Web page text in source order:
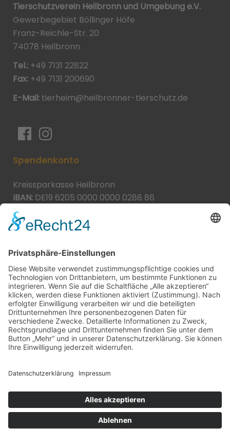
Tierschutzverein Heilbronn und Umgebung e.V.
Gewerbegebiet Böllinger Höfe
Franz-Reichle-Str. 20
74078 Heilbronn
Tel.: +49 7131 22822
Fax: +49 7131 200690
E-Mail: tierheim@heilbronner-tierschutz.de
Spendenkonto
Kreissparkasse Heilbronn
IBAN: DE19 6205 0000 0000 0288 86
BIC:
Spende direkt via PayPal
JETZT SPENDEN
paypal@heilbronner-tierschutz.de
© 2021Systemhaus JOAM